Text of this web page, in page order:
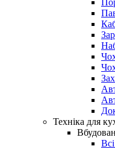
Техніка для